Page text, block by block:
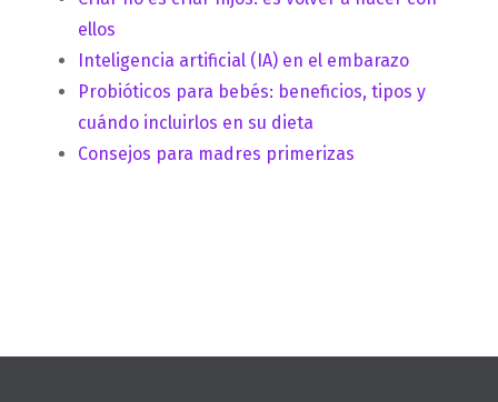
ellos
Inteligencia artificial (IA) en el embarazo
Probióticos para bebés: beneficios, tipos y
cuándo incluirlos en su dieta
Consejos para madres primerizas